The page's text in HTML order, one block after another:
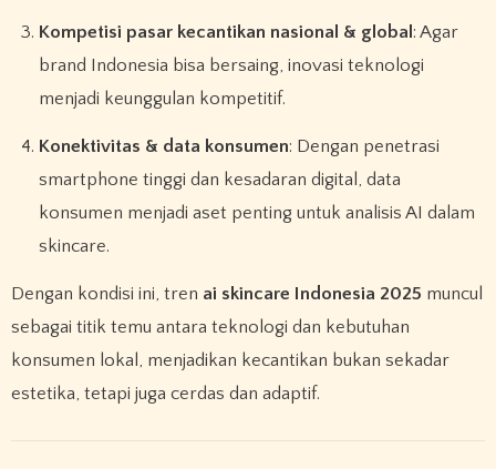
Kompetisi pasar kecantikan nasional & global : Agar
brand Indonesia bisa bersaing, inovasi teknologi
menjadi keunggulan kompetitif.
Konektivitas & data konsumen: Dengan penetrasi
smartphone tinggi dan kesadaran digital, data
konsumen menjadi aset penting untuk analisis AI dalam
skincare.
Dengan kondisi ini, tren ai skincare Indonesia 2025 muncul
sebagai titik temu antara teknologi dan kebutuhan
konsumen lokal, menjadikan kecantikan bukan sekadar
estetika, tetapi juga cerdas dan adaptif.